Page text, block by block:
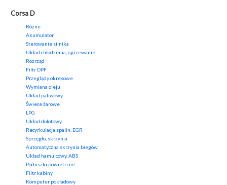
Corsa D
Różne
Akumulator
Sterowanie silnika
Układ chłodzenia, ogrzewanie
Rozrząd
Filtr DPF
Przeglądy okresowe
Wymiana oleju
Układ paliwowy
Świece żarowe
LPG
Układ dolotowy
Recyrkulacja spalin, EGR
Sprzęgło, skrzynia
Automatyczna skrzynia biegów
Układ hamulcowy, ABS
Poduszki powietrzne
Filtr kabiny
Komputer pokładowy